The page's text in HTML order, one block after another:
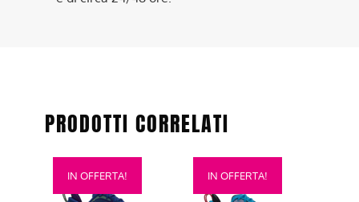
PRODOTTI CORRELATI
IN OFFERTA!
Questo
prodotto
IN OFFERTA!
Questo
prodotto